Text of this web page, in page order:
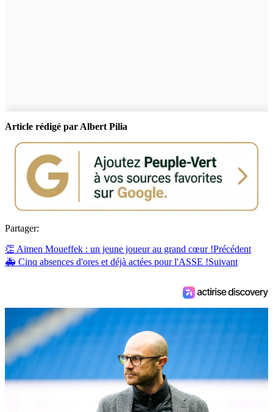
Article rédigé par Albert Pilia
Partager:
👏 Aïmen Moueffek : un jeune joueur au grand cœur !Précédent
🚑 Cinq absences d'ores et déjà actées pour l'ASSE !Suivant